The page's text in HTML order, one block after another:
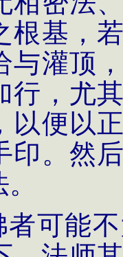
根基，
与灌顶
行，尤
以便以
印。然
者可能